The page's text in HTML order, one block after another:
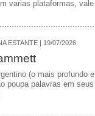
varias plataformas,
ESTANTE | 19/07/2026
(o mais profundo
poupa palavras em